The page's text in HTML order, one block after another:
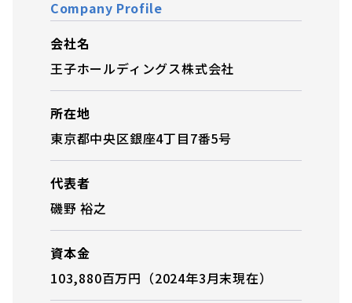
Company Profile
会社名
王子ホールディングス株式会社
所在地
東京都中央区銀座4丁目7番5号
代表者
磯野 裕之
資本金
103,880百万円（2024年3月末現在）